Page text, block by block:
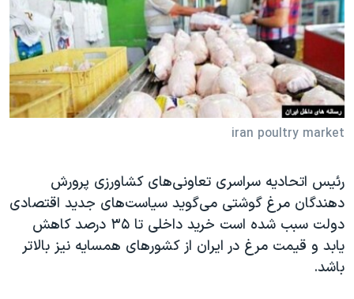
فرهنگ و زندگی
حقوق شهروندی
اقتصادی
علم و فناوری
اسرائیل در جنگ
آرشیو پخش زنده
مستندها
انتخابات ریاست جمهوری آمریکا ۲۰۲۴
حمله جمهوری اسلامی به اسرائیل
رمز مهسا
ورزش زنان در ایران
مجموعه مستندهای دادخواهی
تریبونال مردمی آبان ۹۸
دادگاه حمید نوری
چهل سال گروگان‌گیری
دنبال کنید
زبانهای مختلف
iran poultry market
رئیس اتحادیه سراسری تعاونی‌های کشاورزی پرورش
دهندگان مرغ گوشتی می‌گوید سیاست‌های جدید اقتصادی
دولت سبب شده است خرید داخلی تا ۳۵ درصد کاهش
یابد و قیمت مرغ در ایران از کشورهای همسایه نیز بالاتر
باشد.